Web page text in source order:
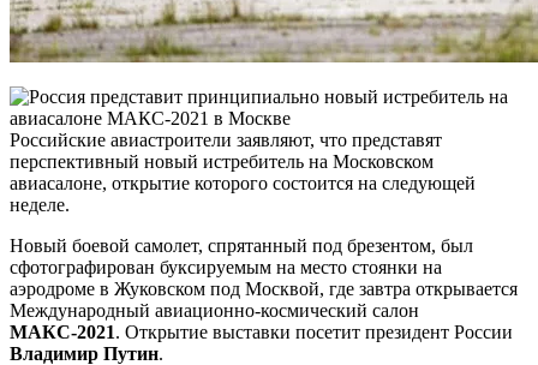
Российские авиастроители заявляют, что представят
перспективный новый истребитель на Московском
авиасалоне, открытие которого состоится на следующей
неделе.
Новый боевой самолет, спрятанный под брезентом, был
сфотографирован буксируемым на место стоянки на
аэродроме в Жуковском под Москвой, где завтра открывается
Международный авиационно-космический салон
МАКС-2021. Открытие выставки посетит президент России
Владимир Путин.